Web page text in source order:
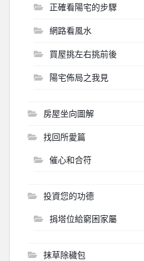
正確看陽宅的步驟
網路看風水
買屋挑左右挑前後
陽宅佈局之我見
房屋坐向圖解
找回所愛篇
催心和合符
投資您的功德
捐塔位給窮困家屬
抹草除穢包